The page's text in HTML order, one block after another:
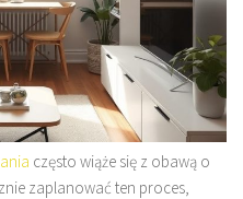
często wiąże się z obawą o
zaplanować ten proces,